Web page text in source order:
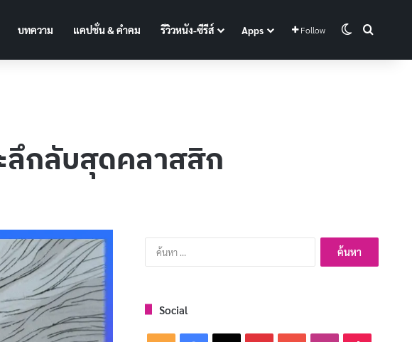
บทความ แคปชั่น & คำคม รีวิวหนัง-ซีรีส์ Apps Follow Switch skin
ลึกลับสุดคลาสสิก
ค้นหา
สำหรับ:
Social